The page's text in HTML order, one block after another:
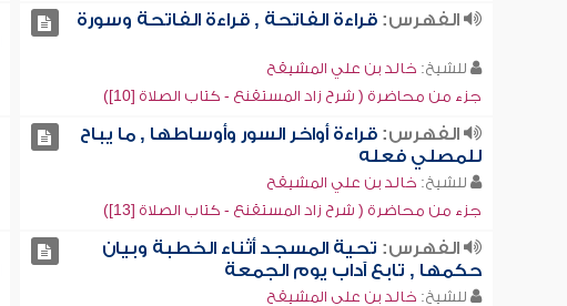
الفهرس:قراءة الفاتحة , قراءة الفاتحة وسورة
للشيخ: خالد بن علي المشيقح
جزء من محاضرة ( شرح زاد المستقنع - كتاب الصلاة [10])
الفهرس:قراءة أواخر السور وأوساطها , ما يباح
للمصلي فعله
للشيخ: خالد بن علي المشيقح
جزء من محاضرة ( شرح زاد المستقنع - كتاب الصلاة [13])
الفهرس: تحية المسجد أثناء الخطبة وبيان
حكمها , تابع آداب يوم الجمعة
للشيخ: خالد بن علي المشيقح